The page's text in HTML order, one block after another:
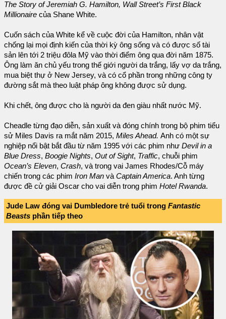
The Story of Jeremiah G. Hamilton, Wall Street’s First Black
Millionaire của Shane White.
Cuốn sách của White kể về cuộc đời của Hamilton, nhân vật
chống lại mọi định kiến của thời kỳ ông sống và có được số tài
sản lên tới 2 triệu đôla Mỹ vào thời điểm ông qua đời năm 1875.
Ông làm ăn chủ yếu trong thế giới người da trắng, lấy vợ da trắng,
mua biệt thự ở New Jersey, và có cổ phần trong những công ty
đường sắt mà theo luật pháp ông không được sử dụng.
Khi chết, ông được cho là người da đen giàu nhất nước Mỹ.
Cheadle từng đạo diễn, sản xuất và đóng chính trong bộ phim tiểu
sử Miles Davis ra mắt năm 2015, Miles Ahead. Anh có một sự
nghiệp nổi bật bắt đầu từ năm 1995 với các phim như Devil in a
Blue Dress, Boogie Nights, Out of Sight, Traffic, chuỗi phim
Ocean’s Eleven, Crash, và trong vai James Rhodes/Cỗ máy
chiến trong các phim Iron Man vàCaptain America. Anh từng
được đề cử giải Oscar cho vai diễn trong phim Hotel Rwanda.
Jude Law đóng vai Dumbledore trẻ tuổi trong Fantastic
Beasts phần tiếp theo